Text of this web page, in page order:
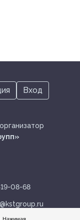
Вход
08-68
Вход